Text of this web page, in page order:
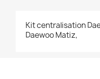
Kit centralisation
DaewooMatiz,